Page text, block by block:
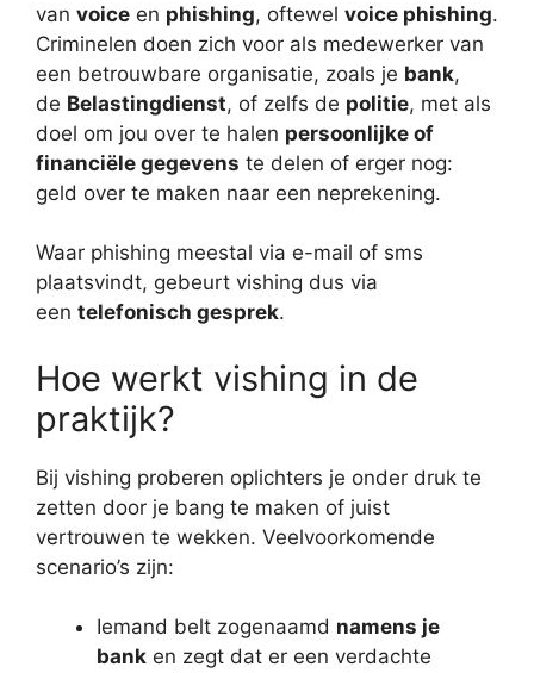
van voice en phishing, oftewel voice phishing.
Criminelen doen zich voor als medewerker van
een betrouwbare organisatie, zoals je bank,
de Belastingdienst, of zelfs de politie, met als
doel om jou over te halen persoonlijke of
financiële gegevens te delen of erger nog:
geld over te maken naar een neprekening.
Waar phishing meestal via e-mail of sms
plaatsvindt, gebeurt vishing dus via
een telefonisch gesprek.
Hoe werkt vishing in de
praktijk?
Bij vishing proberen oplichters je onder druk te
zetten door je bang te maken of juist
vertrouwen te wekken. Veelvoorkomende
scenario’s zijn:
Iemand belt zogenaamd namens je
bank en zegt dat er een verdachte